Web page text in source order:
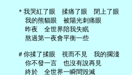
   ＊我哭紅了眼　揉痛了眼　閉上了眼
     我的熊貓眼　被陽光刺痛眼
     昨夜　全世界陪我失眠
     熬過第一夜會平衡一些
   ＃你揉了揉眼　視而不見　我的擱淺
     你不發一言　也沒有說再見
     終於　全世界一瞬間毀滅